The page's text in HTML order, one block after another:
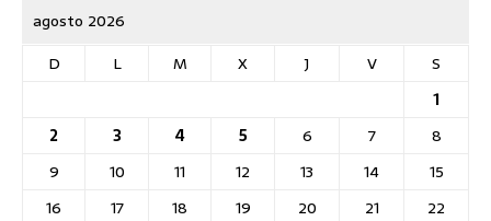
agosto 2026
D
L M X J V
S
1
2
3 4 5 6 7
8
9
10 11 12 13 14
15
16
17 18 19 20 21
22